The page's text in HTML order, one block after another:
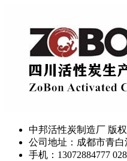
中邦活性炭制造厂 版
公司地址：成都市青白
手机：13072884777